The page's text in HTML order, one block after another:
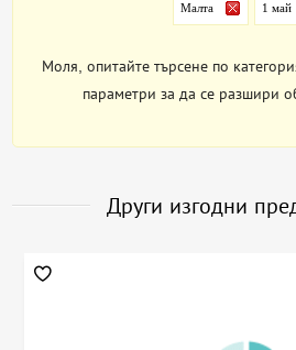
Малта 1 май
Моля, опитайте търсене по
параметри за да се разшири
Други изгодни